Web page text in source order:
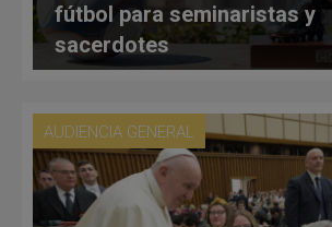
fútbol para seminaristas y
sacerdotes
AUDIENCIA GENERAL